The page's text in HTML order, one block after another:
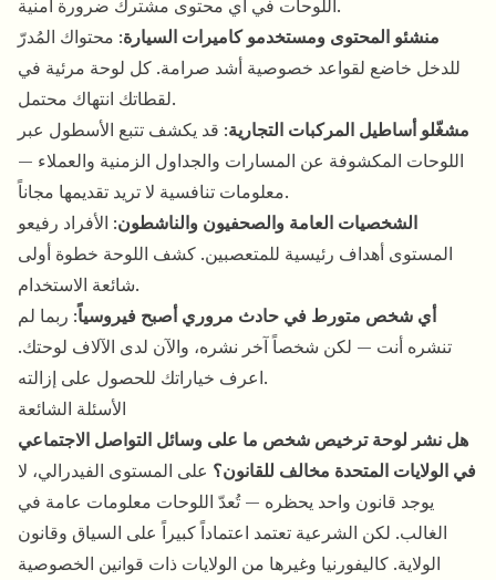
اللوحات في أي محتوى مشترك ضرورة أمنية.
منشئو المحتوى ومستخدمو كاميرات السيارة: محتواك المُدرّ
للدخل خاضع لقواعد خصوصية أشد صرامة. كل لوحة مرئية في
لقطاتك انتهاك محتمل.
مشغّلو أساطيل المركبات التجارية: قد يكشف تتبع الأسطول عبر
اللوحات المكشوفة عن المسارات والجداول الزمنية والعملاء —
معلومات تنافسية لا تريد تقديمها مجاناً.
الشخصيات العامة والصحفيون والناشطون: الأفراد رفيعو
المستوى أهداف رئيسية للمتعصبين. كشف اللوحة خطوة أولى
شائعة الاستخدام.
أي شخص متورط في حادث مروري أصبح فيروسياً: ربما لم
تنشره أنت — لكن شخصاً آخر نشره، والآن لدى الآلاف لوحتك.
اعرف خياراتك للحصول على إزالته.
الأسئلة الشائعة
هل نشر لوحة ترخيص شخص ما على وسائل التواصل الاجتماعي
في الولايات المتحدة مخالف للقانون؟ على المستوى الفيدرالي، لا
يوجد قانون واحد يحظره — تُعدّ اللوحات معلومات عامة في
الغالب. لكن الشرعية تعتمد اعتماداً كبيراً على السياق وقانون
الولاية. كاليفورنيا وغيرها من الولايات ذات قوانين الخصوصية